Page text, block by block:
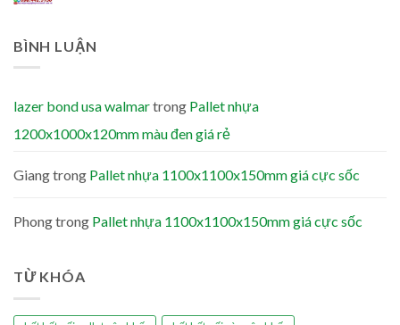
BÌNH LUẬN
lazer bond usa walmartrong Pallet nhựa
1200x1000x120mm màu đen giá rẻ
Giangtrong Pallet nhựa 1100x1100x150mm giá cực sốc
Phongtrong Pallet nhựa 1100x1100x150mm giá cực sốc
TỪ KHÓA